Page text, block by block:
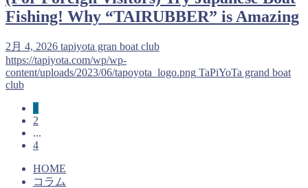
Fishing! Why “TAIRUBBER” is Amazing
2月 4, 2026 tapiyota gran boat club
https://tapiyota.com/wp/wp-
content/uploads/2023/06/tapoyota_logo.png TaPiYoTa grand boat
club
1
2
...
4
HOME
コラム